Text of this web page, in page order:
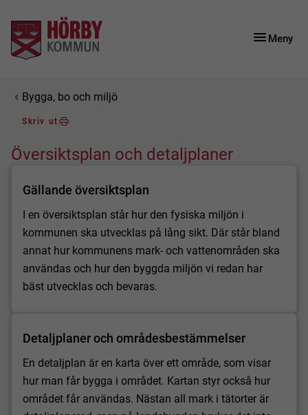
Gå till innehåll
Gå till huvudmeny
Gå till sidomeny
Meny
Du är här:
Bygga, bo och miljö
Skriv ut
Översiktsplan och detaljplaner
Gällande översiktsplan
I en översiktsplan står hur den fysiska miljön i
kommunen ska utvecklas på lång sikt. Där står bland
annat hur kommunens mark- och vattenområden ska
användas och hur den byggda miljön vi redan har
bäst utvecklas och bevaras.
Detaljplaner och områdesbestämmelser
En detaljplan är en karta över ett område, som visar
hur man får bygga i området. Kartan styr också hur
området får användas. Nästan all mark i tätorter är